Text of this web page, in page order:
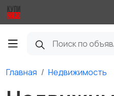
Главная Недвижимость